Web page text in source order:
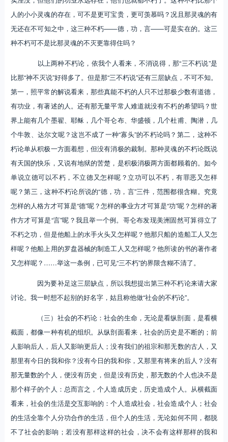
人的小小灵魂的存在，可不是更可宝贵，更可羡慕吗？况且那灵魂的有
无还在不可知之中，这三种不朽——德，功，言——可是实在的。这三
种不朽可不是比那灵魂的不灭更靠得住吗？
以上两种不朽论，依我个人看来，不消说得，那“三不朽说”是
比那“神不灭说”好得多了。但是那“三不朽说”还有三层缺点，不可不知。
第一，照平常的解说看来，那些真能不朽的人只不过那极少数有道德，
有功业，有著述的人。还有那无量平常人难道就没有不朽的希望吗？世
界上能有几个墨翟、耶稣，几个哥仑布、华盛顿，几个杜甫、陶潜，几
个牛敦、达尔文呢？这岂不成了一种“寡头”的不朽论吗？第二，这种不
朽论单从积极一方面着想，但没有消极的裁制。那种灵魂的不朽论既说
有天国的快乐，又说有地狱的苦楚，是积极消极两方面都顾着的。如今
单说立德可以不朽，不立德又怎样呢？立功可以不朽，有罪恶又怎样
呢？第三，这种不朽论所说的“德，功，言”三件，范围都很含糊。究竟
怎样的人格方才可算是“德”呢？怎样的事业方才可算是“功”呢？怎样的著
作方才可算是“言”呢？我且举一个例。哥仑布发现美洲固然可算得立了
不朽之功，但是他船上的水手火头又怎样呢？他那只船的造船工人又怎
样呢？他船上用的罗盘器械的制造工人又怎样呢？他所读的书的著作者
又怎样呢？……举这一条例，已可见“三不朽”的界限含糊不清了。
因为要补足这三层缺点，所以我想提出第三种不朽论来请大家
讨论。我一时想不起别的好名字，姑且称他做“社会的不朽论”。
（三）社会的不朽论：社会的生命，无论是看纵剖面，是看横
截面，都像一种有机的组织。从纵剖面看来，社会的历史是不断的；前
人影响后人，后人又影响更后人；没有我们的祖宗和那无数的古人，又
那里有今日的我和你？没有今日的我和你，又那里有将来的后人？没有
那无量数的个人，便没有历史，但是没有历史，那无数的个人也决不是
那个样子的个人：总而言之，个人造成历史，历史造成个人。从横截面
看来，社会的生活是交互影响的：个人造成社会，社会造成个人；社会
的生活全靠个人分功合作的生活，但个人的生活，无论如何不同，都脱
不了社会的影响；若没有那样这样的社会，决不会有这样那样的我和